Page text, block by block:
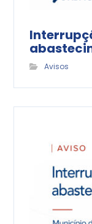
Avisos